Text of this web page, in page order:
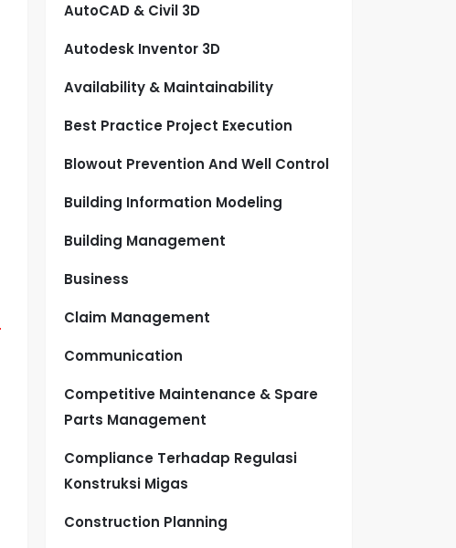
AutoCAD & Civil 3D
Autodesk Inventor 3D
Availability & Maintainability
Best Practice Project Execution
Blowout Prevention And Well Control
Building Information Modeling
Building Management
Business
Claim Management
Communication
Competitive Maintenance & Spare
Parts Management
Compliance Terhadap Regulasi
Konstruksi Migas
Construction Planning